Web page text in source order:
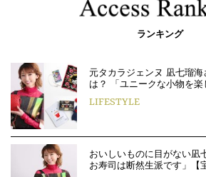
ランキング
元タカラジェンヌ 凪七瑠
は？ 「ユニークな小物を
LIFESTYLE
おいしいものに目がない凪
お寿司は断然生派です」【